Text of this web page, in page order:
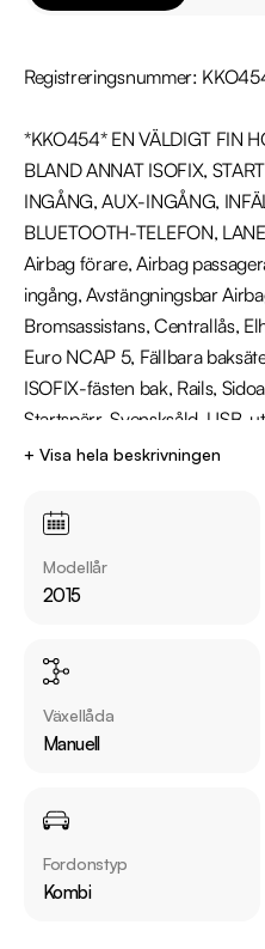
Registreringsnummer:
*KKO454* EN VÄLDIGT FIN
BLAND ANNAT ISOFIX,
INGÅNG, AUX-INGÅNG,
BLUETOOTH-TELEFON,
Airbag förare, Airbag
ingång, Avstängningsbar
Bromsassistans, Centrallås,
Euro NCAP 5, Fällbara
ISOFIX-fästen bak, Rails,
Startspärr, Svensksåld, USB-
Bil AB, Sveriges största
https://www.riddermarkbil.se/
+ Visa hela beskrivningen
Modellår
2015
Växellåda
Manuell
Fordonstyp
Kombi